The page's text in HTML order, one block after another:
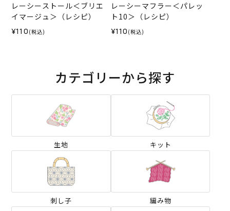
レーシーストール＜ブリエ
イマージュ＞（レシピ）
¥110 (税込)
レーシーマフラー＜パレッ
ト10＞（レシピ）
¥110 (税込)
カテゴリーから探す
生地 キット
刺し子 編み物